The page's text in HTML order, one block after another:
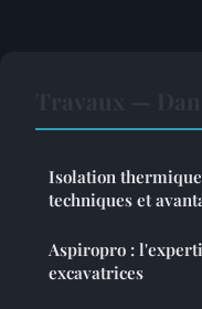
Isolation
techniques et
Aspiropro :
excavatrices